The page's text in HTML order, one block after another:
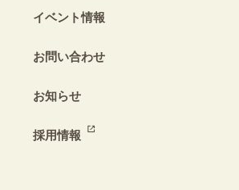
イベント情報
お問い合わせ
お知らせ
採用情報